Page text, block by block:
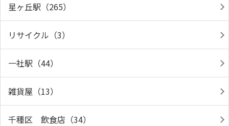
星ヶ丘駅（265）
リサイクル（3）
一社駅（44）
雑貨屋（13）
千種区 飲食店（34）